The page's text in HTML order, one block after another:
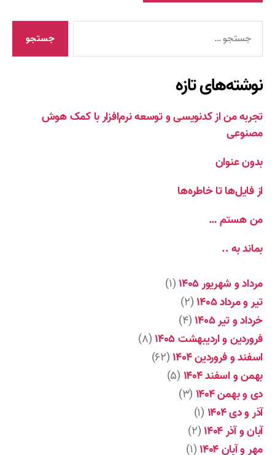
نوشته‌های تازه
تجربه من از کدنویسی و توسعه نرم‌افزار با کمک هوش
مصنوعی
بدون عنوان
از فایل‌ها تا خاطره‌ها
من هستم …
بماند به ..
مرداد و شهریور ۱۴۰۵
(۱)
تیر و مرداد ۱۴۰۵
(۲)
خرداد و تیر ۱۴۰۵
(۴)
فروردین و اردیبهشت ۱۴۰۵
(۸)
اسفند و فروردین ۱۴۰۴
(۶۲)
بهمن و اسفند ۱۴۰۴
(۵)
دی و بهمن ۱۴۰۴
(۳)
آذر و دی ۱۴۰۴
(۱)
آبان و آذر ۱۴۰۴
(۲)
مهر و آبان ۱۴۰۴
(۱)